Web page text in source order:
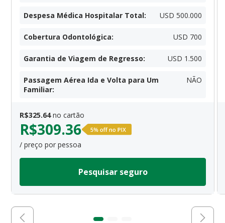
Despesa Médica Hospitalar Total: USD 500.000
Cobertura Odontológica: USD 700
Garantia de Viagem de Regresso: USD 1.500
Passagem Aérea Ida e Volta para Um
Familiar:
NÃO
R$325.64no cartão
R$309.36
/ preço por pessoa
Pesquisar seguro